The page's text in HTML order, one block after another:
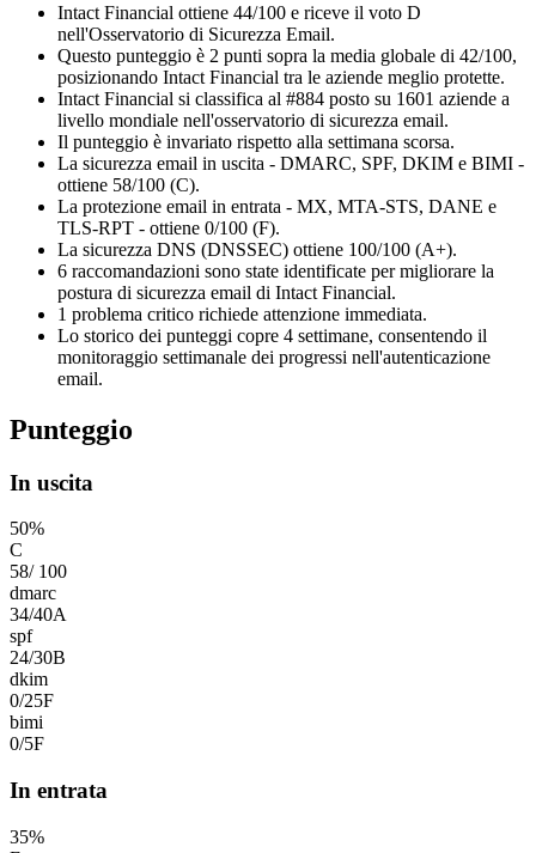
Intact Financial ottiene 44/100 e riceve il voto D
nell'Osservatorio di Sicurezza Email.
Questo punteggio è 2 punti sopra la media globale di 42/100,
posizionando Intact Financial tra le aziende meglio protette.
Intact Financial si classifica al #884 posto su 1601 aziende a
livello mondiale nell'osservatorio di sicurezza email.
Il punteggio è invariato rispetto alla settimana scorsa.
La sicurezza email in uscita - DMARC, SPF, DKIM e BIMI -
ottiene 58/100 (C).
La protezione email in entrata - MX, MTA-STS, DANE e
TLS-RPT - ottiene 0/100 (F).
La sicurezza DNS (DNSSEC) ottiene 100/100 (A+).
6 raccomandazioni sono state identificate per migliorare la
postura di sicurezza email di Intact Financial.
1 problema critico richiede attenzione immediata.
Lo storico dei punteggi copre 4 settimane, consentendo il
monitoraggio settimanale dei progressi nell'autenticazione
email.
Punteggio
In uscita
50%
C
58/ 100
dmarc
34/40A
spf
24/30B
dkim
0/25F
bimi
0/5F
In entrata
35%